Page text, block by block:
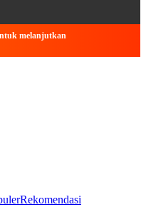
melanjutkan
Rekomendasi